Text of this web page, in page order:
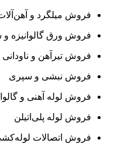
فروش میلگرد و
فروش ورق گالوانیزه و
فروش تیرآهن و ناودانی
فروش نبشی و سپری
فروش لوله آهنی و
فروش لوله پلی‌اتیلن
فروش اتصالات